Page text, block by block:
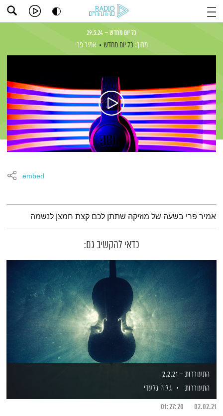
כל יום מחדש – 29.5.24
מתוך: כל יום מחדש אמיר פרי
embed
תמצית הפודקאסט
אמיר פרי בשעה של מוזיקה שתתן לכם קצת חמצן לנשמה
כדאי להקשיב גם:
התעוררות – 2.2.21
התעוררות
גליה גלעדי
02.02.21
01:27:20